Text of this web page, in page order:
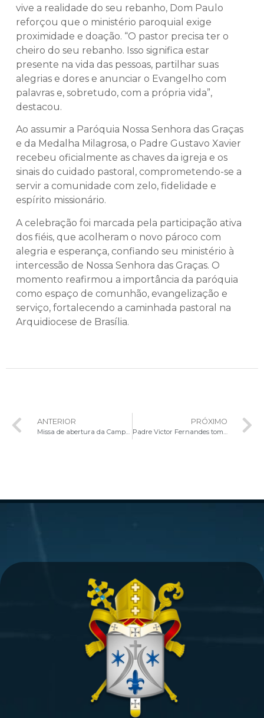
vive a realidade do seu rebanho, Dom Paulo
reforçou que o ministério paroquial exige
proximidade e doação. “O pastor precisa ter o
cheiro do seu rebanho. Isso significa estar
presente na vida das pessoas, partilhar suas
alegrias e dores e anunciar o Evangelho com
palavras e, sobretudo, com a própria vida”,
destacou.
Ao assumir a Paróquia Nossa Senhora das Graças
e da Medalha Milagrosa, o Padre Gustavo Xavier
recebeu oficialmente as chaves da igreja e os
sinais do cuidado pastoral, comprometendo-se a
servir a comunidade com zelo, fidelidade e
espírito missionário.
A celebração foi marcada pela participação ativa
dos fiéis, que acolheram o novo pároco com
alegria e esperança, confiando seu ministério à
intercessão de Nossa Senhora das Graças. O
momento reafirmou a importância da paróquia
como espaço de comunhão, evangelização e
serviço, fortalecendo a caminhada pastoral na
Arquidiocese de Brasília.
ANTERIOR
Missa de abertura da Campanha da Fraternidade é celebrada na Igrejinha Nossa Senhora de Fátima
PRÓXIMO
Padre Victor Fernandes toma Posse como Administrador Paroquial da Paróquia Nossa Senhora de Fátima